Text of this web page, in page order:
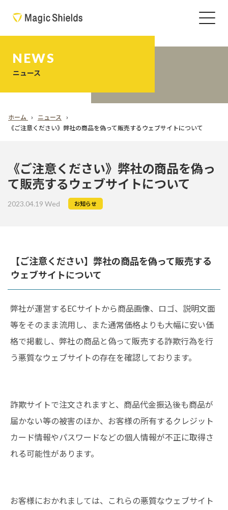
NEWS
ニュース
ホーム
ニュース
《ご注意ください》弊社の商品を偽って販売するウェブサイトについて
《ご注意ください》弊社の商品を偽っ
て販売するウェブサイトについて
2023.04.19 Wed お知らせ
【ご注意ください】弊社の商品を偽って販売する
ウェブサイトについて
弊社が運営するECサイトから商品画像、ロゴ、説明文面
等をそのまま流用し、また通常価格よりも大幅に安い価
格で掲載し、弊社の商品と偽って販売する詐欺行為を行
う悪質なウェブサイトの存在を確認しております。
詐欺サイトで注文されますと、商品代金振込後も商品が
届かない等の被害のほか、お客様の所有するクレジット
カード情報やパスワードなどの個人情報が不正に取得さ
れる可能性があります。
お客様におかれましては、これらの悪質なウェブサイト